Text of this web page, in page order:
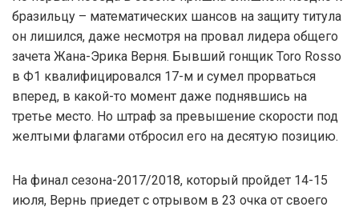
бразильцу – математических шансов на защиту титула
он лишился, даже несмотря на провал лидера общего
зачета Жана-Эрика Верня. Бывший гонщик Toro Rosso
в Ф1 квалифицировался 17-м и сумел прорваться
вперед, в какой-то момент даже поднявшись на
третье место. Но штраф за превышение скорости под
желтыми флагами отбросил его на десятую позицию.
На финал сезона-2017/2018, который пройдет 14-15
июля, Вернь приедет с отрывом в 23 очка от своего